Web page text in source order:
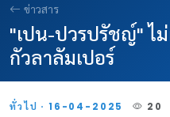
ข่าวสาร
"เปน-ปวรปรัชญ์" ไ
กัวลาลัมเปอร์
ทั่วไป · 16-04-2025 20